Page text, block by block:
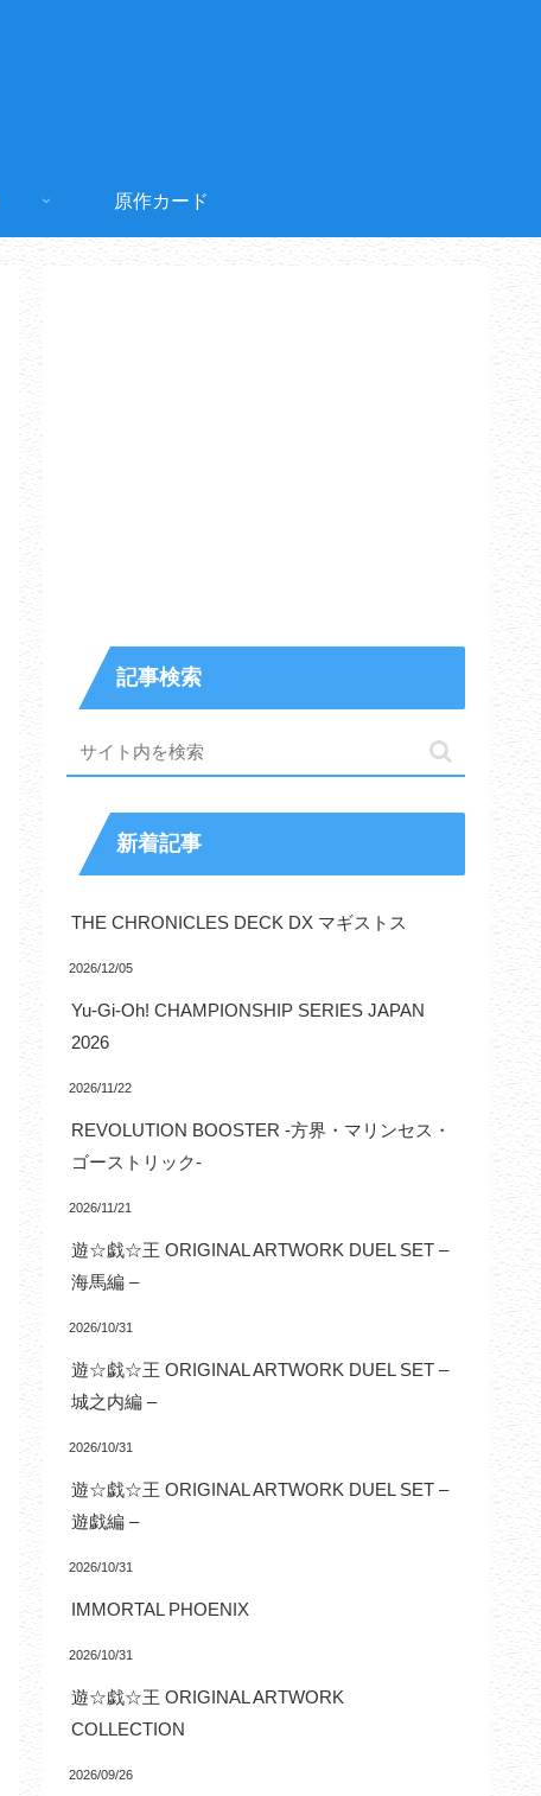
原作カード
記事検索
新着記事
THE CHRONICLES DECK DX マギストス
2026/12/05
Yu-Gi-Oh! CHAMPIONSHIP SERIES JAPAN
2026
2026/11/22
REVOLUTION BOOSTER -方界・マリンセス・
ゴーストリック-
2026/11/21
遊☆戯☆王 ORIGINAL ARTWORK DUEL SET –
海馬編 –
2026/10/31
遊☆戯☆王 ORIGINAL ARTWORK DUEL SET –
城之内編 –
2026/10/31
遊☆戯☆王 ORIGINAL ARTWORK DUEL SET –
遊戯編 –
2026/10/31
IMMORTAL PHOENIX
2026/10/31
遊☆戯☆王 ORIGINAL ARTWORK
COLLECTION
2026/09/26